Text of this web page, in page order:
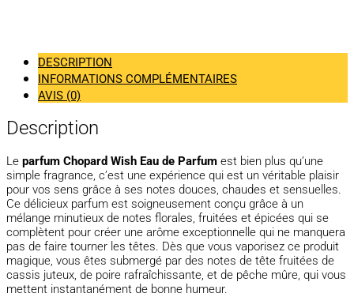
DESCRIPTION
INFORMATIONS COMPLÉMENTAIRES
AVIS (0)
Description
Le parfum Chopard Wish Eau de Parfum est bien plus qu’une
simple fragrance, c’est une expérience qui est un véritable plaisir
pour vos sens grâce à ses notes douces, chaudes et sensuelles.
Ce délicieux parfum est soigneusement conçu grâce à un
mélange minutieux de notes florales, fruitées et épicées qui se
complètent pour créer une arôme exceptionnelle qui ne manquera
pas de faire tourner les têtes. Dès que vous vaporisez ce produit
magique, vous êtes submergé par des notes de tête fruitées de
cassis juteux, de poire rafraîchissante, et de pêche mûre, qui vous
mettent instantanément de bonne humeur.